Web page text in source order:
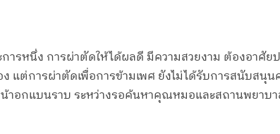
ารหนึ่ง การผ่าตัดให้ได้ผลดี มีความสวยงาม ต้องอาศั
แต่การผ่าตัดเพื่อการข้ามเพศ ยังไม่ได้รับการสนับสนุ
าอกแบนราบ ระหว่างรอค้นหาคุณหมอและสถานพยาบา